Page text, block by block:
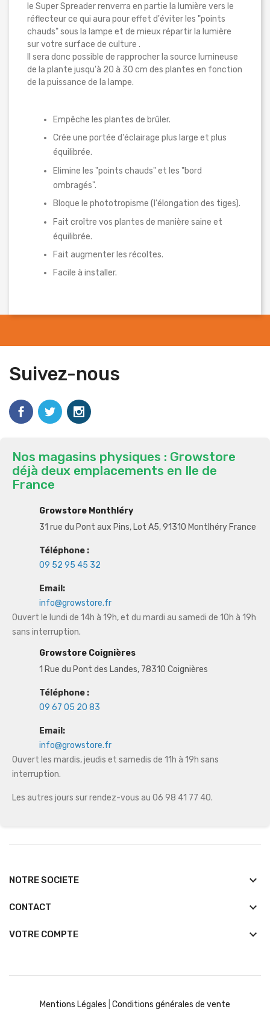
le Super Spreader renverra en partie la lumière vers le
réflecteur ce qui aura pour effet d'éviter les "points
chauds" sous la lampe et de mieux répartir la lumière
sur votre surface de culture .
Il sera donc possible de rapprocher la source lumineuse
de la plante jusqu'à 20 à 30 cm des plantes en fonction
de la puissance de la lampe.
Empêche les plantes de brûler.
Crée une portée d'éclairage plus large et plus
équilibrée.
Elimine les "points chauds" et les "bord
ombragés".
Bloque le phototropisme (l'élongation des tiges).
Fait croître vos plantes de manière saine et
équilibrée.
Fait augmenter les récoltes.
Facile à installer.
Suivez-nous
Nos magasins physiques : Growstore
déjà deux emplacements en Ile de
France
Growstore Monthléry
31 rue du Pont aux Pins, Lot A5, 91310 Montlhéry France
Téléphone :
09 52 95 45 32
Email:
info@growstore.fr
Ouvert le lundi de 14h à 19h, et du mardi au samedi de 10h à 19h
sans interruption.
Growstore Coignières
1 Rue du Pont des Landes, 78310 Coignières
Téléphone :
09 67 05 20 83
Email:
info@growstore.fr
Ouvert les mardis, jeudis et samedis de 11h à 19h sans
interruption.
Les autres jours sur rendez-vous au 06 98 41 77 40.
NOTRE SOCIETE keyboard_arrow_down
CONTACT keyboard_arrow_down
VOTRE COMPTE 
Mentions Légales Conditions générales de vente